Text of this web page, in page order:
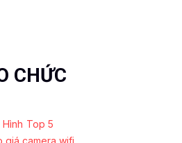
tốt, dễ sử
Nếu cần
CHỨC
Top 5
giá camera wifi